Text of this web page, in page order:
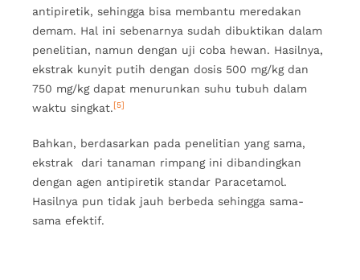
antipiretik, sehingga bisa membantu meredakan
demam. Hal ini sebenarnya sudah dibuktikan dalam
penelitian, namun dengan uji coba hewan. Hasilnya,
ekstrak kunyit putih dengan dosis 500 mg/kg dan
750 mg/kg dapat menurunkan suhu tubuh dalam
waktu singkat. [5]
Bahkan, berdasarkan pada penelitian yang sama,
ekstrak dari tanaman rimpang ini dibandingkan
dengan agen antipiretik standar Paracetamol.
Hasilnya pun tidak jauh berbeda sehingga sama-
sama efektif.